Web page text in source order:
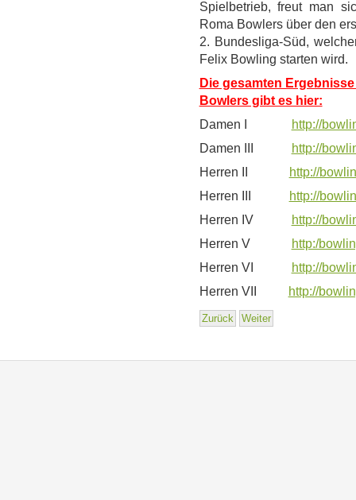
Spielbetrieb, freut man
Roma Bowlers über den
2. Bundesliga-Süd,
Felix Bowling starten wird.
Die gesamten
Bowlers gibt es hier:
Damen I
http://
Damen III
http://
Herren II
http://
Herren III
http://
Herren IV
http://
Herren V
http:/
Herren VI
http://
Herren VII
http://
Zurück Weiter